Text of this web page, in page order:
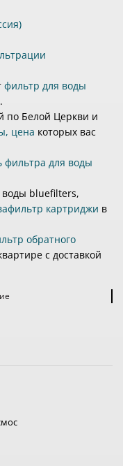
фильтр для воды
по Белой Церкви и
цена которых вас
фильтра для воды
bluefilters,
картриджи в
обратного
с доставкой